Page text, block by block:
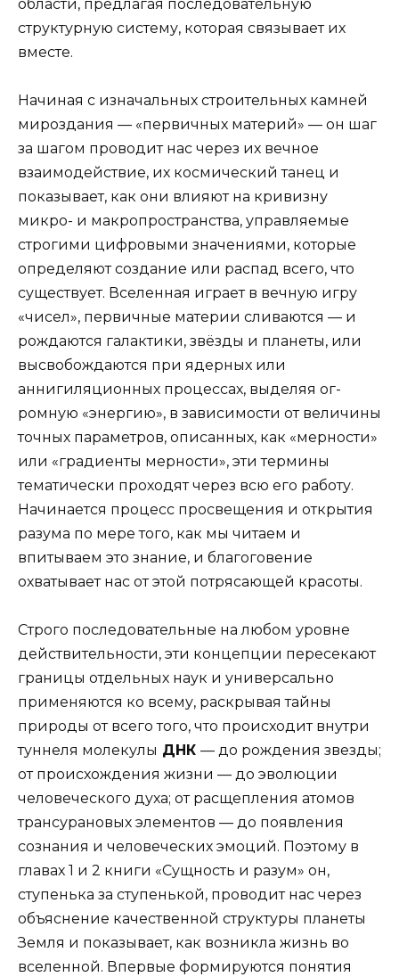
области, предлагая последовательную
структурную систему, которая связывает их
вместе.
Начиная с изначальных строительных камней
мироздания — «первичных материй» — он шаг
за шагом проводит нас через их вечное
взаимодействие, их космический танец и
показывает, как они влияют на кривизну
микро- и макропространства, управля­емые
строгими цифровыми значениями, которые
определяют создание или распад всего, что
существует. Вселенная играет в вечную игру
«чисел», первич­ные материи сливаются — и
рождаются галактики, звёзды и планеты, или
высвобождаются при ядер­ных или
аннигиляционных процессах, выделяя ог­
ромную «энергию», в зависимости от величины
точ­ных параметров, описанных, как «мерности»
или «градиенты мерности», эти термины
тематически проходят через всю его работу.
Начинается процесс просвещения и открытия
разума по мере того, как мы читаем и
впитываем это знание, и благоговение
охватывает нас от этой потрясающей красоты.
Строго последовательные на любом уровне
действительности, эти концепции пересекают
границы отдельных наук и универсально
применяются ко всему, раскрывая тайны
природы от всего того, что происходит внутри
туннеля мо­лекулы ДНК — до рождения звезды;
от происхожде­ния жизни — до эволюции
человеческого духа; от расщепления атомов
трансурановых элементов — до появления
сознания и человеческих эмоций. Поэтому в
главах 1 и 2 книги «Сущность и ра­зум» он,
ступенька за ступенькой, проводит нас через
объяснение качественной структуры планеты
Зем­ля и показывает, как возникла жизнь во
вселенной. Впервые формируются понятия